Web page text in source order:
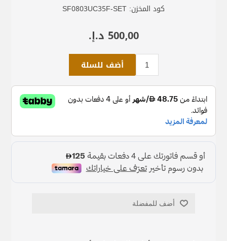
كود المخزن: SF0803UC35F-SET
500٫00 د.إ.‏
أضف للسلة
أضف للمفضلة